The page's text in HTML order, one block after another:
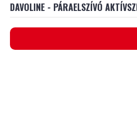
DAVOLINE - PÁRAELSZÍVÓ